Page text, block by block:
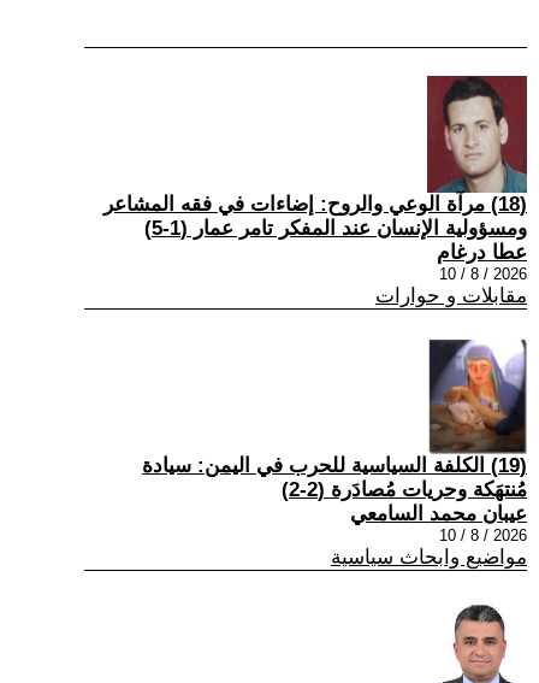
(18) مرآة الوعي والروح: إضاءات في فقه المشاعر
ومسؤولية الإنسان عند المفكر تامر عمار (1-5)
عطا درغام
2026 / 8 / 10
مقابلات و حوارات
(19) الكلفة السياسية للحرب في اليمن: سيادة
مُنتهَكة وحريات مُصادَرة (2-2)
عيبان محمد السامعي
2026 / 8 / 10
مواضيع وابحاث سياسية